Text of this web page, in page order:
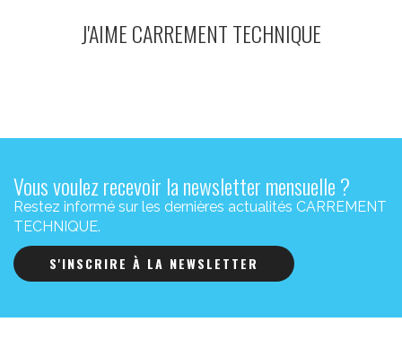
J'AIME CARREMENT TECHNIQUE
Vous voulez recevoir la newsletter mensuelle ?
Restez informé sur les dernières actualités CARREMENT
TECHNIQUE.
S'INSCRIRE À LA NEWSLETTER